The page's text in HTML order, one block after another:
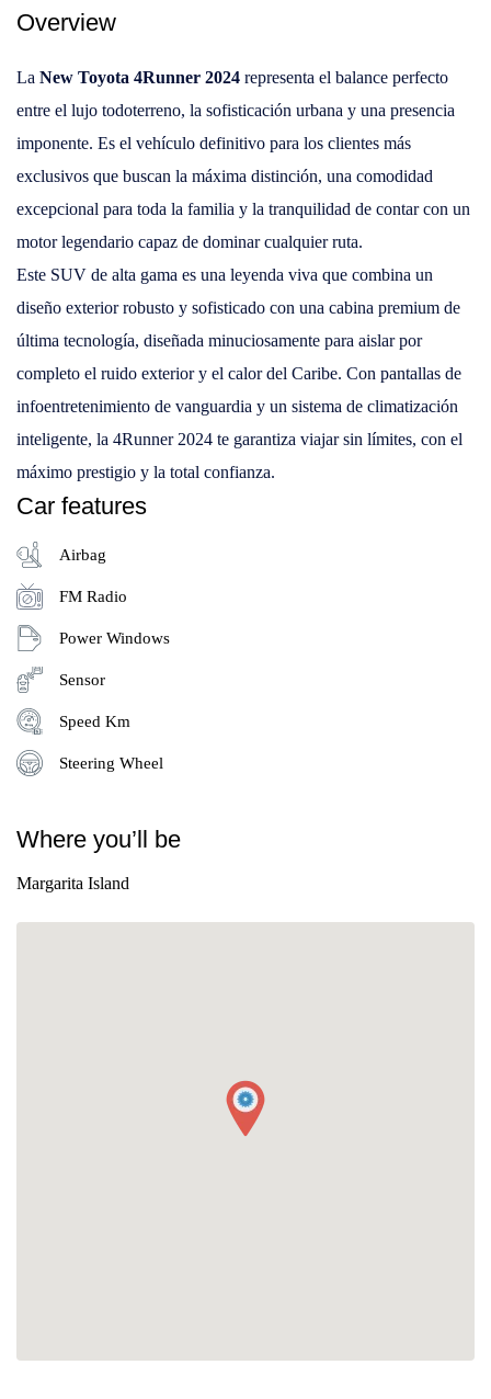
Overview
La New Toyota 4Runner 2024 representa el balance perfecto
entre el lujo todoterreno, la sofisticación urbana y una presencia
imponente. Es el vehículo definitivo para los clientes más
exclusivos que buscan la máxima distinción, una comodidad
excepcional para toda la familia y la tranquilidad de contar con un
motor legendario capaz de dominar cualquier ruta.
Este SUV de alta gama es una leyenda viva que combina un
diseño exterior robusto y sofisticado con una cabina premium de
última tecnología, diseñada minuciosamente para aislar por
completo el ruido exterior y el calor del Caribe. Con pantallas de
infoentretenimiento de vanguardia y un sistema de climatización
inteligente, la 4Runner 2024 te garantiza viajar sin límites, con el
máximo prestigio y la total confianza.
Car features
Airbag
FM Radio
Power Windows
Sensor
Speed Km
Steering Wheel
Where you’ll be
Margarita Island